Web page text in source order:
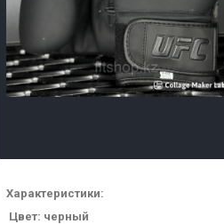
Характеристики:
Цвет: черный